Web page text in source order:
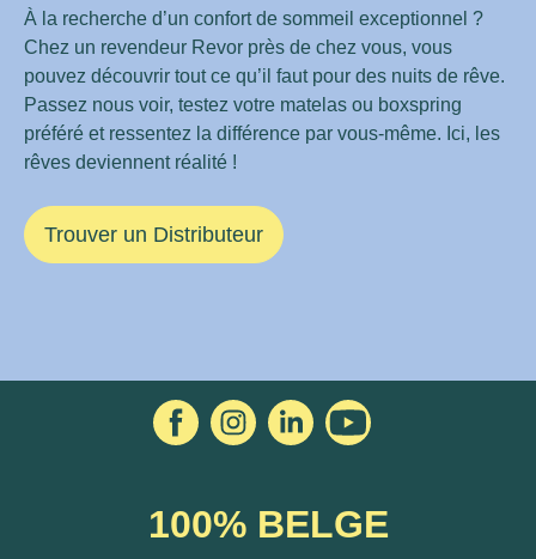
À la recherche d’un confort de sommeil exceptionnel ?
Chez un revendeur Revor près de chez vous, vous
pouvez découvrir tout ce qu’il faut pour des nuits de rêve.
Passez nous voir, testez votre matelas ou boxspring
préféré et ressentez la différence par vous-même. Ici, les
rêves deviennent réalité !
Trouver un Distributeur
100% BELGE